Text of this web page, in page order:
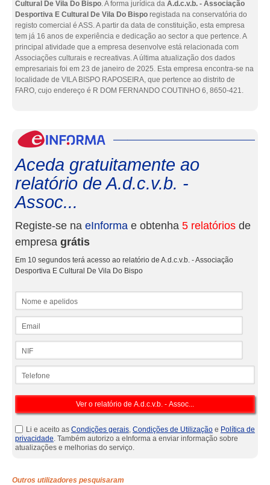
Cultural De Vila Do Bispo. A forma jurídica da A.d.c.v.b. - Associação
Desportiva E Cultural De Vila Do Bispo registada na conservatória do
registo comercial é ASS. A partir da data de constituição, esta empresa
tem já 16 anos de experiência e dedicação ao sector a que pertence. A
principal atividade que a empresa desenvolve está relacionada com
Associações culturais e recreativas. A última atualização dos dados
empresariais foi em 23 de janeiro de 2025. Esta empresa encontra-se na
localidade de VILA BISPO RAPOSEIRA, que pertence ao distrito de
FARO, cujo endereço é R DOM FERNANDO COUTINHO 6, 8650-421.
Aceda gratuitamente ao
relatório de A.d.c.v.b. -
Assoc...
Registe-se na eInforma e obtenha 5 relatórios de
empresa grátis
Em 10 segundos terá acesso ao relatório de A.d.c.v.b. - Associação
Desportiva E Cultural De Vila Do Bispo
Li e aceito as Condições gerais, Condições de Utilização e Política de
privacidade. Também autorizo a eInforma a enviar informação sobre
atualizações e melhorias do serviço.
Outros utilizadores pesquisaram